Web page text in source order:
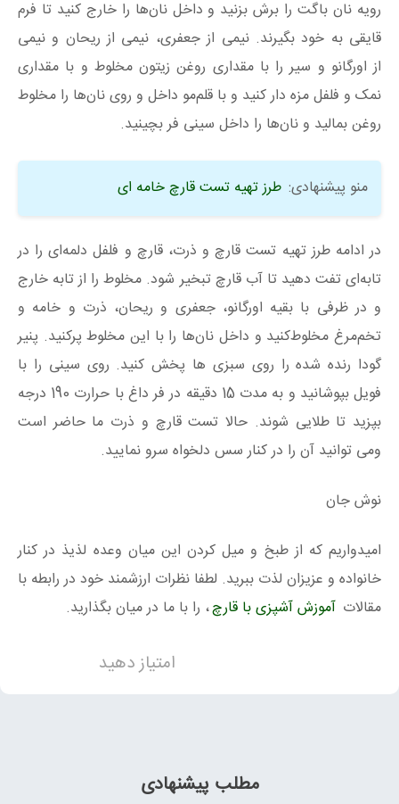
رویه نان باگت را برش بزنید و داخل نان‌ها را خارج کنید تا فرم
قایقی به خود بگیرند. نیمی از جعفری، نیمی از ریحان و نیمی
از اورگانو و سیر را با مقداری روغن‌ زیتون مخلوط و با مقداری
نمک و فلفل مزه دار کنید و با قلم‌مو داخل و روی نان‌ها را مخلوط
روغن بمالید و نان‌ها را داخل سینی فر بچینید.
منو پیشنهادی: طرز تهیه تست قارچ خامه ای
در ادامه طرز تهیه تست قارچ و ذرت، قارچ و فلفل دلمه‌ای را در
تابه‌ای تفت دهید تا آب قارچ تبخیر شود. مخلوط را از تابه خارج
و در ظرفی با بقیه اورگانو، جعفری و ریحان، ذرت و خامه و
تخم‌مرغ مخلوط‌کنید و داخل نان‌ها را با این مخلوط پرکنید. پنیر
گودا رنده شده را روی سبزی ها پخش کنید. روی سینی را با
فویل بپوشانید و به مدت 15 دقیقه در فر داغ با حرارت 190 درجه
بپزید تا طلایی شوند. حالا تست قارچ و ذرت ما حاضر است
ومی توانید آن را در کنار سس دلخواه سرو نمایید.
نوش جان
امیدواریم که از طبخ و میل کردن این میان وعده لذیذ در کنار
خانواده و عزیزان لذت ببرید. لطفا نظرات ارزشمند خود در رابطه با
مقالات آموزش آشپزی با قارچ، را با ما در میان بگذارید.
امتیاز دهید
مطلب پیشنهادی